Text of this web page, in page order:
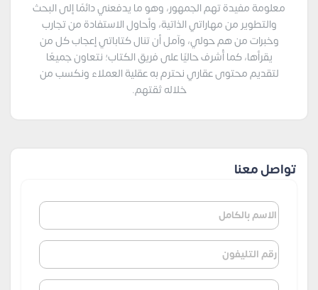
معلومة مفيدة تهم الجمهور، وهو ما يدفعني دائمًا إلى البحث
والتطوير من مهاراتي الذاتية، وأحاول الاستفادة من تجارب
وخبرات من هم حولي، وآمل أن تنال كتاباتي إعجاب كل من
يقرأها، كما أُشرف حاليًا على فريق الكتاب؛ نتعاون جميعًا
لتقديم محتوى عقاري نحترم به عقلية العملاء ونكسب من
خلاله ثقتهم.
تواصل معنا